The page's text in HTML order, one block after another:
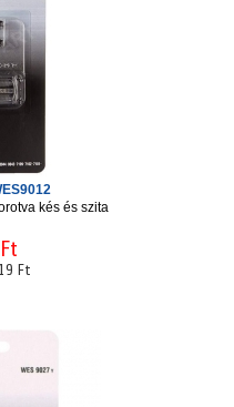
kés és szita
Ft